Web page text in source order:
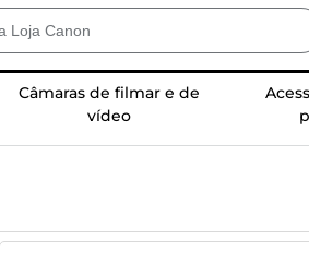
Câmaras de filmar e de
vídeo